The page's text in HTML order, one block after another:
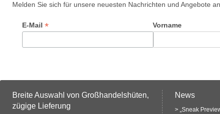
Melden Sie sich für unsere neuesten Nachrichten und Angebote an
E-Mail * Vorname
Breite Auswahl von Großhandelshüten,
zügige Lieferung
News
> „Sneak